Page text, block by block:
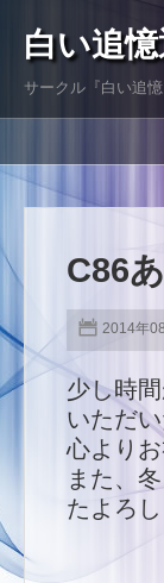
白い追
サークル『白い追
C86
2014年
少し時
いただ
心よりお
また、
たよろ